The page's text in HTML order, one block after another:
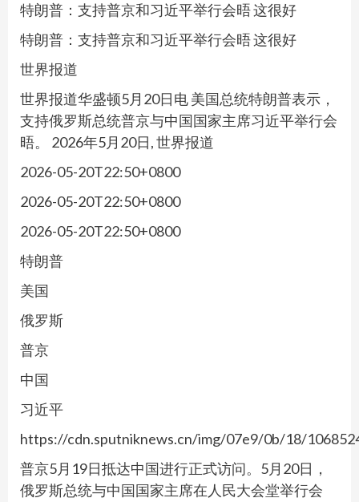
特朗普：支持普京和习近平举行会晤 这很好
特朗普：支持普京和习近平举行会晤 这很好
世界报道
世界报道华盛顿5月20日电 美国总统特朗普表示，
支持俄罗斯总统普京与中国国家主席习近平举行会
晤。 2026年5月20日, 世界报道
2026-05-20T22:50+0800
2026-05-20T22:50+0800
2026-05-20T22:50+0800
特朗普
美国
俄罗斯
普京
中国
习近平
https://cdn.sputniknews.cn/img/07e9/0b/18/
普京5月19日抵达中国进行正式访问。5月20日，
俄罗斯总统与中国国家主席在人民大会堂举行会